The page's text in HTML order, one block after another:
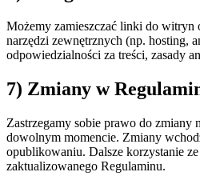
Możemy zamieszczać linki do witryn
narzędzi zewnętrznych (np. hosting,
odpowiedzialności za treści, zasady
7) Zmiany w
Zastrzegamy sobie prawo do zmiany
dowolnym momencie. Zmiany
opublikowaniu. Dalsze korzystanie
zaktualizowanego Regulaminu.